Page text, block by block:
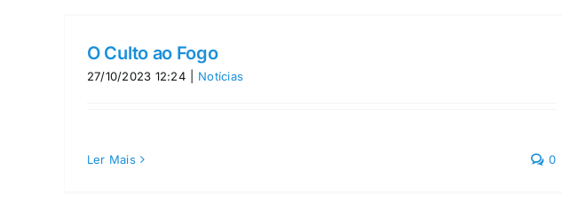
O Culto ao Fogo
27/10/2023 12:24 Notícias
Ler Mais 0